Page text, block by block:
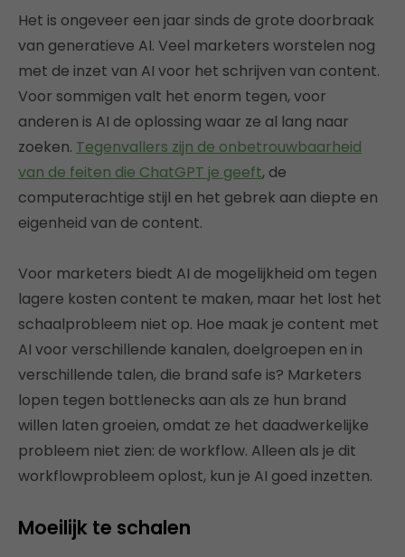
Het is ongeveer een jaar sinds de grote doorbraak
van generatieve AI. Veel marketers worstelen nog
met de inzet van AI voor het schrijven van content.
Voor sommigen valt het enorm tegen, voor
anderen is AI de oplossing waar ze al lang naar
zoeken. Tegenvallers zijn de onbetrouwbaarheid
van de feiten die ChatGPT je geeft, de
computerachtige stijl en het gebrek aan diepte en
eigenheid van de content.
Voor marketers biedt AI de mogelijkheid om tegen
lagere kosten content te maken, maar het lost het
schaalprobleem niet op. Hoe maak je content met
AI voor verschillende kanalen, doelgroepen en in
verschillende talen, die brand safe is? Marketers
lopen tegen bottlenecks aan als ze hun brand
willen laten groeien, omdat ze het daadwerkelijke
probleem niet zien: de workflow. Alleen als je dit
workflowprobleem oplost, kun je AI goed inzetten.
Moeilijk te schalen